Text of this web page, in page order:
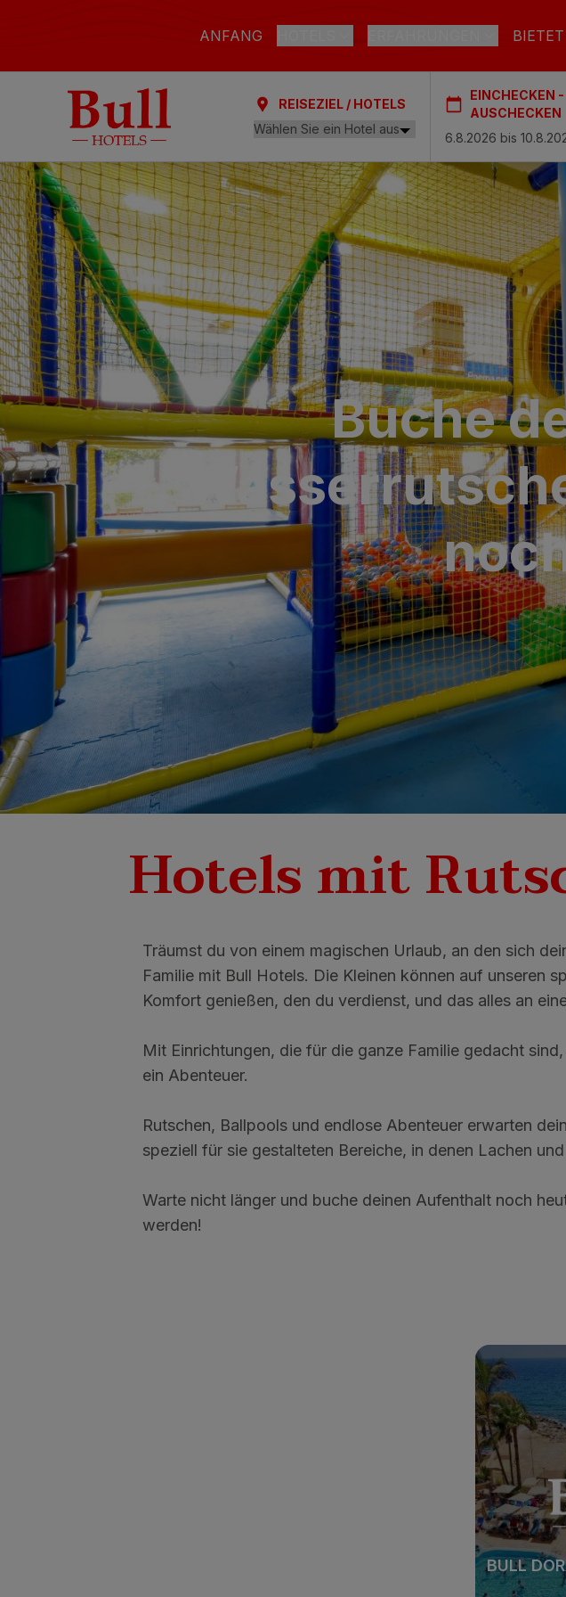
ANFANG
LAS PALMAS DE GRAN CANARIA
Bull Astoria
Bull Reina Isabel & Spa
ARGUINEGUÍN
Bull Dorado Beach & Spa
PLAYA DEL INGLÉS
Bull Eugenia Victoria & Spa
Bull Vital Suites & Spa – Boutique Hotel &
Bull Escorial & Spa
Bull Boutique Casas Carmen
SAN AGUSTÍN
Bull Costa Canaria & Spa
PUERTO RICO
Sunset Suites by Bull
STRAND SPA
ALL INCLUSIVE ADULTS
REISEZIEL / HOTELS
EINCHECKEN -
AUSCHECKEN
Buche
Hotels mit
Träumst du von einem magischen Urlaub, an den sich
Familie mit Bull Hotels. Die Kleinen können auf unseren
Komfort genießen, den du verdienst, und das alles an
Mit Einrichtungen, die für die ganze Familie gedacht
ein Abenteuer.
Rutschen, Ballpools und endlose Abenteuer erwarten
speziell für sie gestalteten Bereiche, in denen Lachen
Warte nicht länger und buche deinen Aufenthalt noch
werden!
BULL
BULL